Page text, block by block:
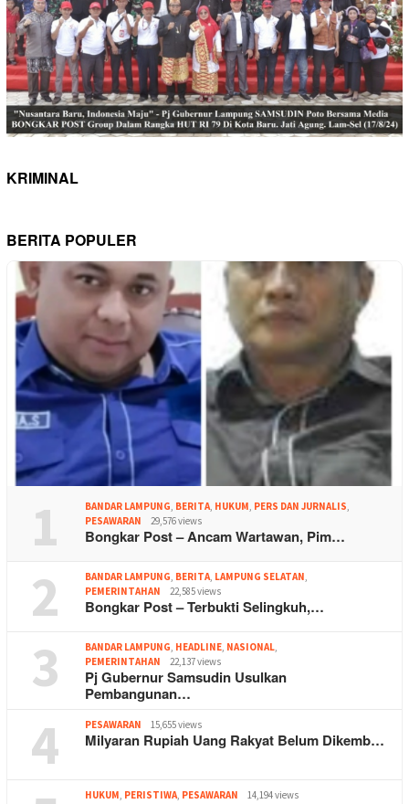
KRIMINAL
BERITA POPULER
1 BANDAR LAMPUNG, BERITA, HUKUM, PERS DAN JURNALIS,
PESAWARAN
29,576 views
Bongkar Post – Ancam Wartawan, Pim…
2 BANDAR LAMPUNG, BERITA, LAMPUNG SELATAN,
PEMERINTAHAN
22,585 views
Bongkar Post – Terbukti Selingkuh,…
3 BANDAR LAMPUNG, HEADLINE, NASIONAL,
PEMERINTAHAN
22,137 views
Pj Gubernur Samsudin Usulkan
Pembangunan…
4 PESAWARAN 15,655 views
Milyaran Rupiah Uang Rakyat Belum Dikemb…
HUKUM, PERISTIWA, PESAWARAN 14,194 views